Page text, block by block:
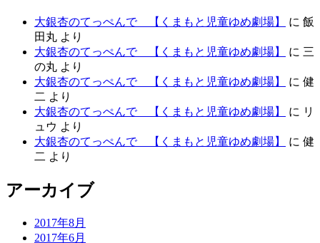
大銀杏のてっぺんで 【くまもと児童ゆめ劇場】 に 飯
田丸 より
大銀杏のてっぺんで 【くまもと児童ゆめ劇場】
に 三
の丸 より
大銀杏のてっぺんで 【くまもと児童ゆめ劇場】
に 健
二 より
大銀杏のてっぺんで 【くまもと児童ゆめ劇場】
に リ
ュウ より
大銀杏のてっぺんで 【くまもと児童ゆめ劇場】
に 健
二 より
アーカイブ
2017年8月
2017年6月